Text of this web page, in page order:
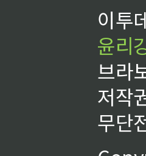
이투
윤리
브라
저작
무단